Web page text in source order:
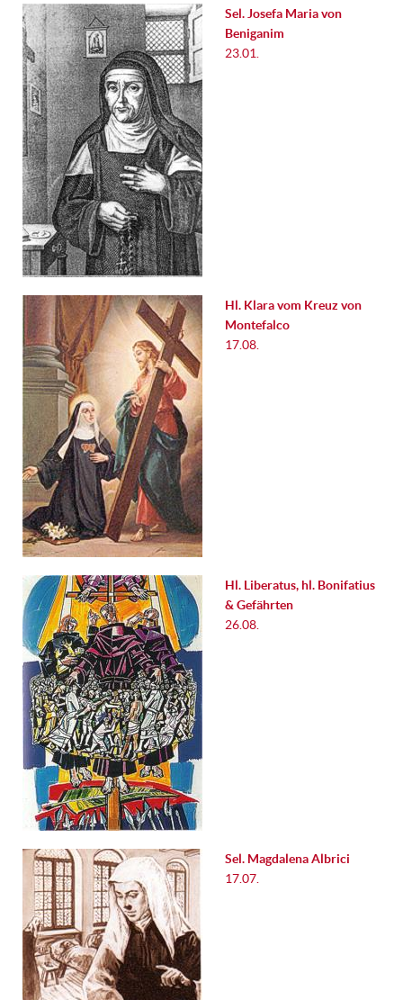
Sel. Josefa Maria von
Beniganim
23.01.
Hl. Klara vom Kreuz von
Montefalco
17.08.
Hl. Liberatus, hl. Bonifatius
& Gefährten
26.08.
Sel. Magdalena Albrici
17.07.